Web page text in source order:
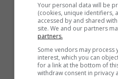
Your personal data will be
(cookies, unique identifiers,
accessed by and shared
site. We and our partners
partners.
Some vendors may
interest, which you can
for a link at the bottom of
withdraw consent in privacy